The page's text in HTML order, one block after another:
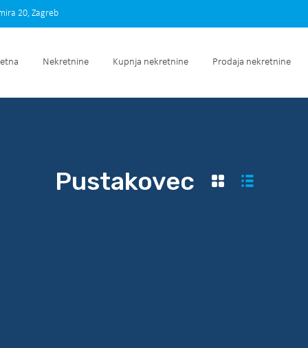
Početna Nekretnine Kupnja nekretnine Prodaja
20, Zagreb
Nekretnine Kupnja nekretnine Prodaja nekretnine
Pustakovec